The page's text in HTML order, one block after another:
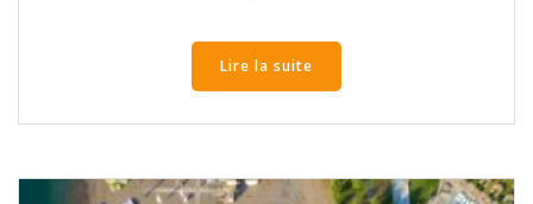
Lire la suite